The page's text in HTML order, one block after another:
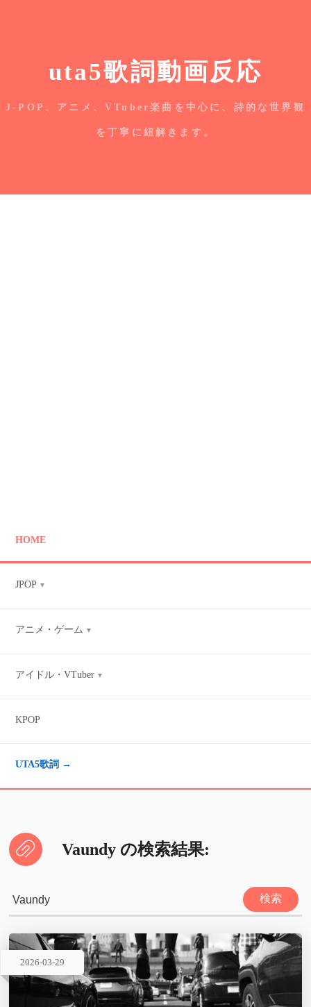
uta5歌詞動画反応
J-POP、アニメ、VTuber楽曲を中心に、詩的な世界観
を丁寧に紐解きます。
HOME
JPOP
アニメ・ゲーム
アイドル・VTuber
KPOP
UTA5歌詞 →
Vaundy の検索結果:
2026-03-29